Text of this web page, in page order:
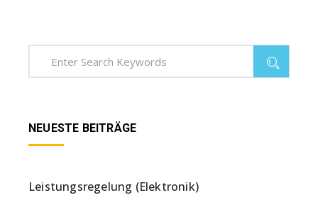
NEUESTE BEITRÄGE
Leistungsregelung (Elektronik)